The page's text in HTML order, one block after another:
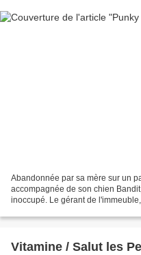
Abandonnée par sa mère sur un
accompagnée de son chien
inoccupé. Le gérant de
Vitamine / Salut les